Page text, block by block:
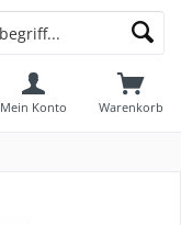
Warenkorb
Mein Konto